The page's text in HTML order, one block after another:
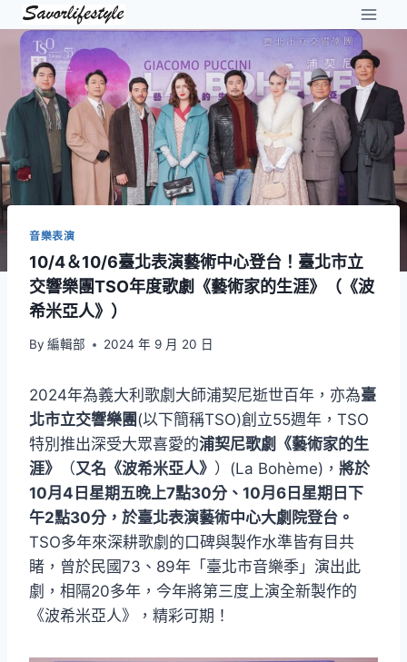
Skip
content
音樂表演
10/4＆10/6臺北表演藝術中心登台！臺北市立
交響樂團TSO年度歌劇《藝術家的生涯》（《波
希米亞人》）
By 編輯部 2024 年 9 月 20 日
2024年為義大利歌劇大師浦契尼逝世百年，亦為臺
北市立交響樂團(以下簡稱TSO)創立55週年，TSO
特別推出深受大眾喜愛的浦契尼歌劇《藝術家的生
涯》
（又名《波希米亞人》 ）(La Bohème)， 將於
10月4日星期五晚上7點30分、10月6日星期日下
午2點30分，於臺北表演藝術中心大劇院登台。
TSO多年來深耕歌劇的口碑與製作水準皆有目共
睹，曾於民國73、89年「臺北市音樂季」演出此
劇，相隔20多年，今年將第三度上演全新製作的
《波希米亞人》，精彩可期！